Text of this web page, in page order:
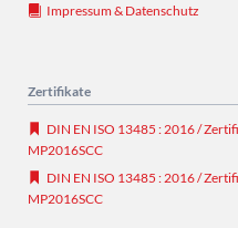
Impressum & Datenschutz
Zertifikate
DIN EN ISO 13485 : 2016 /
MP2016SCC
DIN EN ISO 13485 : 2016 /
MP2016SCC